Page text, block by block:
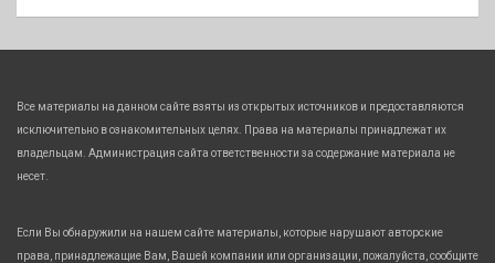
Все материалы на данном сайте взяты из открытых источников и предоставляются
исключительно в ознакомительных целях. Права на материалы принадлежат их
владельцам. Администрация сайта ответственности за содержание материала не
несет.
Если Вы обнаружили на нашем сайте материалы, которые нарушают авторские
права, принадлежащие Вам, Вашей компании или организации, пожалуйста, сообщите